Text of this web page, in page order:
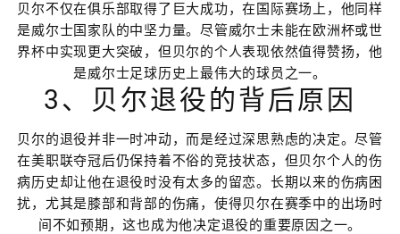
贝尔不仅在俱乐部取得了巨大成功，在国际赛场上，他同样
是威尔士国家队的中坚力量。尽管威尔士未能在欧洲杯或世
界杯中实现更大突破，但贝尔的个人表现依然值得赞扬，他
是威尔士足球历史上最伟大的球员之一。
3、贝尔退役的背后原因
贝尔的退役并非一时冲动，而是经过深思熟虑的决定。尽管
在美职联夺冠后仍保持着不俗的竞技状态，但贝尔个人的伤
病历史却让他在退役时没有太多的留恋。长期以来的伤病困
扰，尤其是膝部和背部的伤痛，使得贝尔在赛季中的出场时
间不如预期，这也成为他决定退役的重要原因之一。